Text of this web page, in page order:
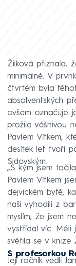
Žilková přiznala,
minimálně. V
čtvrtém byla
absolventských
ovšem označuje
prožila vášnivou
Pavlem Vítkem,
desítek let tvoří
Sidovským.
„S kým jsem
Pavlem Vítkem
dejvickém bytě,
naši vyhodili z
myslím, že jsem
vystřídal víc. Měli
svěřila se v knize
S profesorkou
Její ročník vedli